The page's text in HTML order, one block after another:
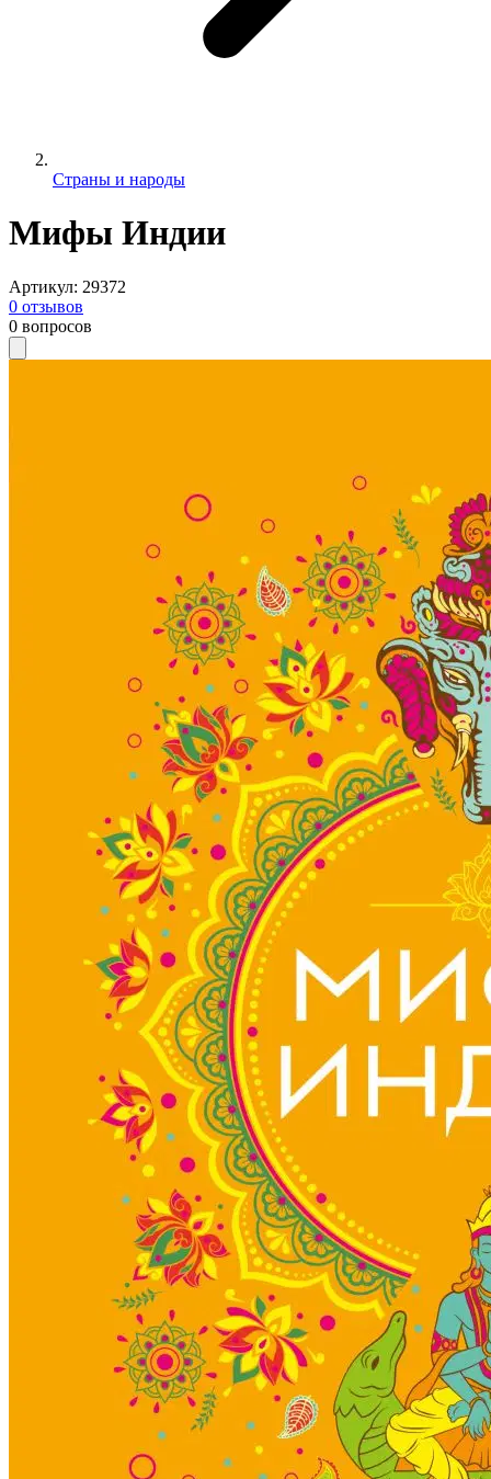
Страны и народы
Мифы Индии
Артикул: 29372
0 отзывов
0 вопросов